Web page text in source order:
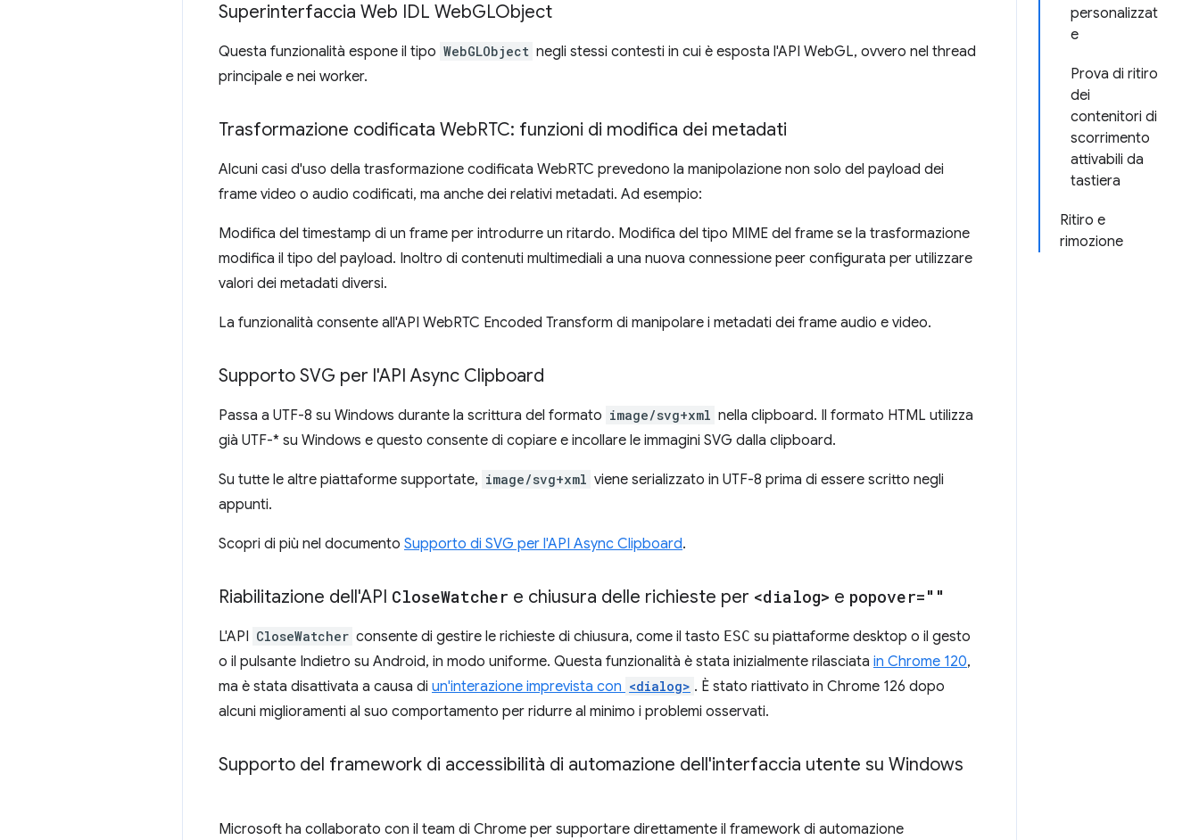
personalizzat
e
Prova di ritiro
dei
contenitori di
scorrimento
attivabili da
tastiera
Ritiro e
rimozione
Superinterfaccia Web IDL WebGLObject
Questa funzionalità espone il tipo WebGLObject negli stessi contesti in cui è esposta l'API WebGL, ovvero nel thread
principale e nei worker.
Trasformazione codificata WebRTC: funzioni di modifica dei metadati
Alcuni casi d'uso della trasformazione codificata WebRTC prevedono la manipolazione non solo del payload dei
frame video o audio codificati, ma anche dei relativi metadati. Ad esempio:
Modifica del timestamp di un frame per introdurre un ritardo. Modifica del tipo MIME del frame se la trasformazione
modifica il tipo del payload. Inoltro di contenuti multimediali a una nuova connessione peer configurata per utilizzare
valori dei metadati diversi.
La funzionalità consente all'API WebRTC Encoded Transform di manipolare i metadati dei frame audio e video.
Supporto SVG per l'API Async Clipboard
Passa a UTF-8 su Windows durante la scrittura del formato image/svg+xml nella clipboard. Il formato HTML utilizza
già UTF-* su Windows e questo consente di copiare e incollare le immagini SVG dalla clipboard.
Su tutte le altre piattaforme supportate, image/svg+xml viene serializzato in UTF-8 prima di essere scritto negli
appunti.
Scopri di più nel documento Supporto di SVG per l'API Async Clipboard.
Riabilitazione dell'API CloseWatcher e chiusura delle richieste per <dialog> e popover=""
L'API CloseWatcher consente di gestire le richieste di chiusura, come il tasto ESC su piattaforme desktop o il gesto
o il pulsante Indietro su Android, in modo uniforme. Questa funzionalità è stata inizialmente rilasciata in Chrome 120,
ma è stata disattivata a causa di un'interazione imprevista con <dialog> . È stato riattivato in Chrome 126 dopo
alcuni miglioramenti al suo comportamento per ridurre al minimo i problemi osservati.
Supporto del framework di accessibilità di automazione dell'interfaccia utente su Windows
Microsoft ha collaborato con il team di Chrome per supportare direttamente il framework di automazione